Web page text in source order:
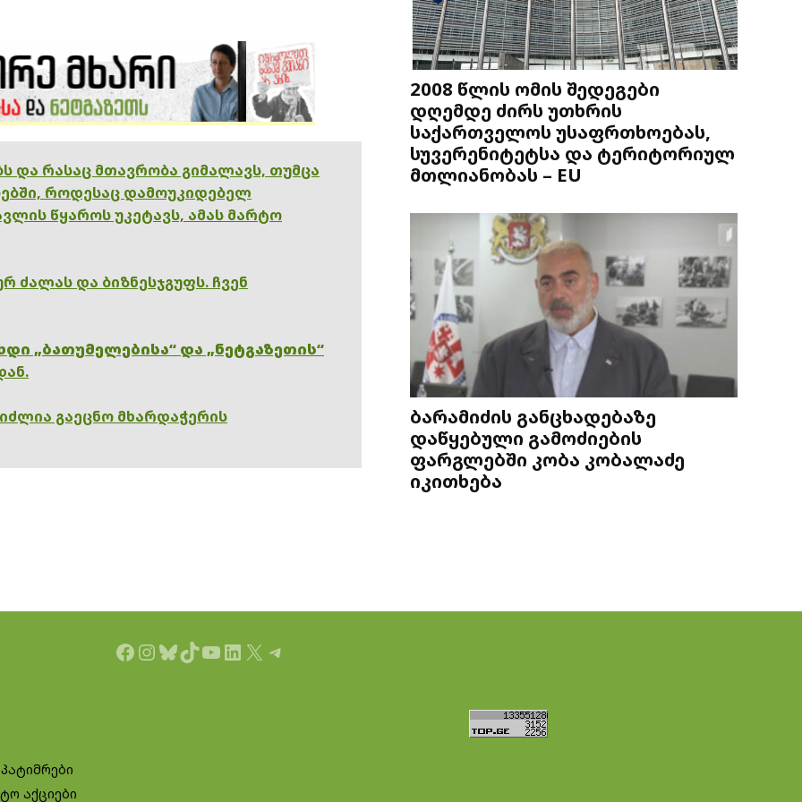
და რასაც მთავრობა გიმალავს, თუმცა
როდესაც დამოუკიდებელ
წყაროს უკეტავს, ამას მარტო
ძალას და ბიზნესჯგუფს. ჩვენ
„ბათუმელებისა“ და „ნეტგაზეთის“
გაეცნო მხარდაჭერის
2008 წლის ომის შედეგები
დღემდე ძირს უთხრის
საქართველოს უსაფრთხოებას,
სუვერენიტეტსა და ტერიტორიულ
მთლიანობას – EU
ბარამიძის განცხადებაზე
დაწყებული გამოძიების
ფარგლებში კობა კობალაძე
იკითხება
Facebook
Instagram
Bluesky
TikTok
YouTube
LinkedIn
X Telegram
აქციები